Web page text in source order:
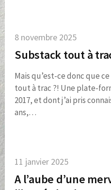
8 novembre 2025
Substack tout à
Mais qu’est-ce donc que
tout à trac ?! Une plate-
2017, et dont j’ai pris
ans,…
11 janvier 2025
A l’aube d’une